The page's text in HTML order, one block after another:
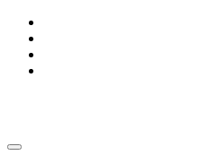
contenido